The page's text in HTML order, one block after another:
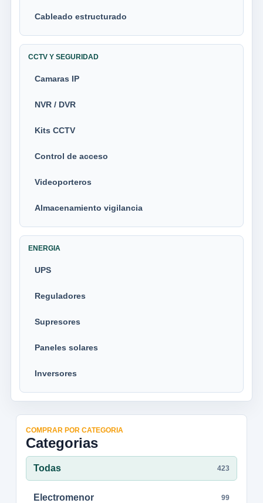
Cableado estructurado
CCTV Y SEGURIDAD
Camaras IP
NVR / DVR
Kits CCTV
Control de acceso
Videoporteros
Almacenamiento vigilancia
ENERGIA
UPS
Reguladores
Supresores
Paneles solares
Inversores
COMPRAR POR CATEGORIA
Categorias
Todas 423
Electromenor 99